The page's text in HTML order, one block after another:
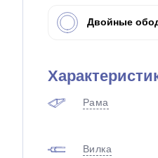
Двойные
Рама
Вилка